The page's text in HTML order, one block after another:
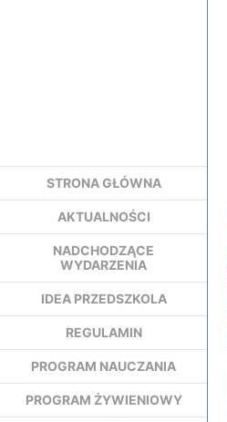
STRONA GŁÓWNA
AKTUALNOŚCI
NADCHODZĄCE
WYDARZENIA
IDEA PRZEDSZKOLA
REGULAMIN
PROGRAM NAUCZANIA
PROGRAM ŻYWIENIOWY